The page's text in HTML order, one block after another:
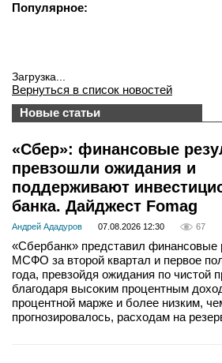
Популярное:
Загрузка...
Вернуться в список новостей
Новые статьи
«Сбер»: финансовые
превзошли ожидания и
поддерживают
банка. Дайджест Fomag
Андрей Ададуров 07.08.2026 12:30 67
«Сбербанк» представил финансовые
МСФО за второй квартал и первое
года, превзойдя ожидания по чистой
благодаря высоким процентным
процентной марже и более низким,
прогнозировалось, расходам на